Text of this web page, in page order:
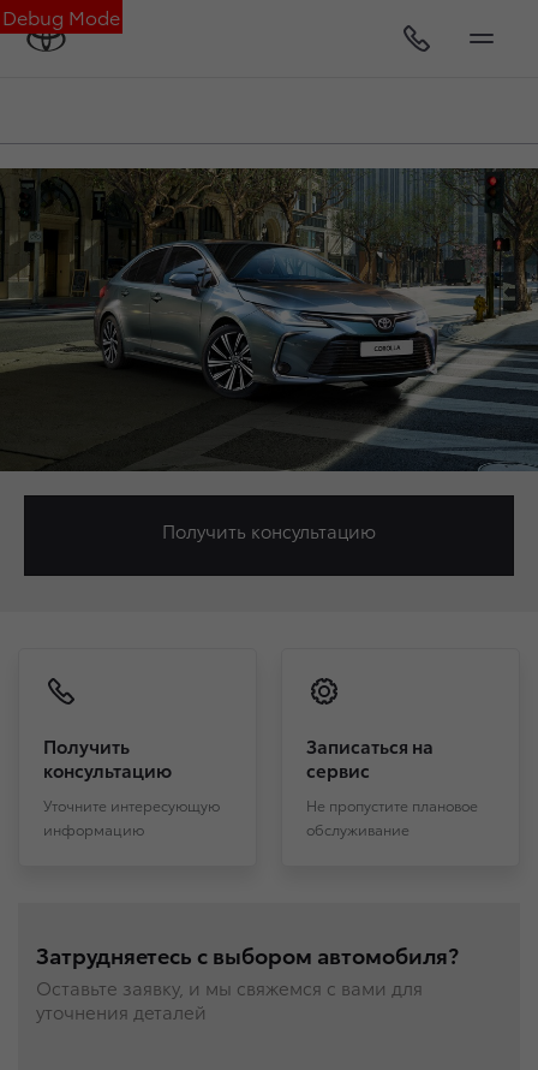
Debug Mode
Получить
консультацию
Уточните интересующую
информацию
Записаться на
сервис
Не пропустите плановое
обслуживание
Затрудняетесь с выбором автомобиля?
Оставьте заявку, и мы свяжемся с вами для
уточнения деталей